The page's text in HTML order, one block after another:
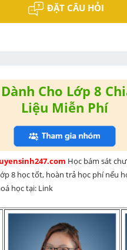
ĐẶT CÂU HỎI
Cho Lớp 8
Liệu Miễn Phí
Học bám sát
8 học tốt, hoàn trả học phí nếu
học tại: Link